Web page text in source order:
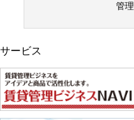
管
サービス